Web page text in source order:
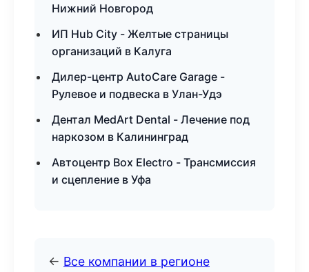
Нижний Новгород
ИП Hub City - Желтые страницы
организаций в Калуга
Дилер-центр AutoCare Garage -
Рулевое и подвеска в Улан-Удэ
Дентал MedArt Dental - Лечение под
наркозом в Калининград
Автоцентр Box Electro - Трансмиссия
и сцепление в Уфа
← Все компании в регионе